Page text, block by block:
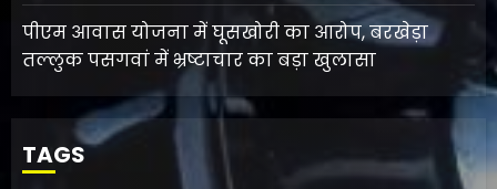
पीएम आवास योजना में घूसखोरी का आरोप, बरखेड़ा
तल्लुक पसगवां में भ्रष्टाचार का बड़ा खुलासा
TAGS